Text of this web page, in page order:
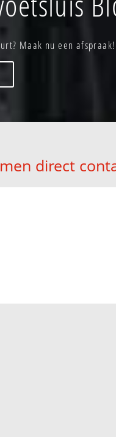
Maak nu een afspraak!
direct